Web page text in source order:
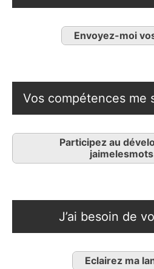
Envoyez-moi
Vos compétences me
Participez au
J’ai besoin de
Eclairez ma